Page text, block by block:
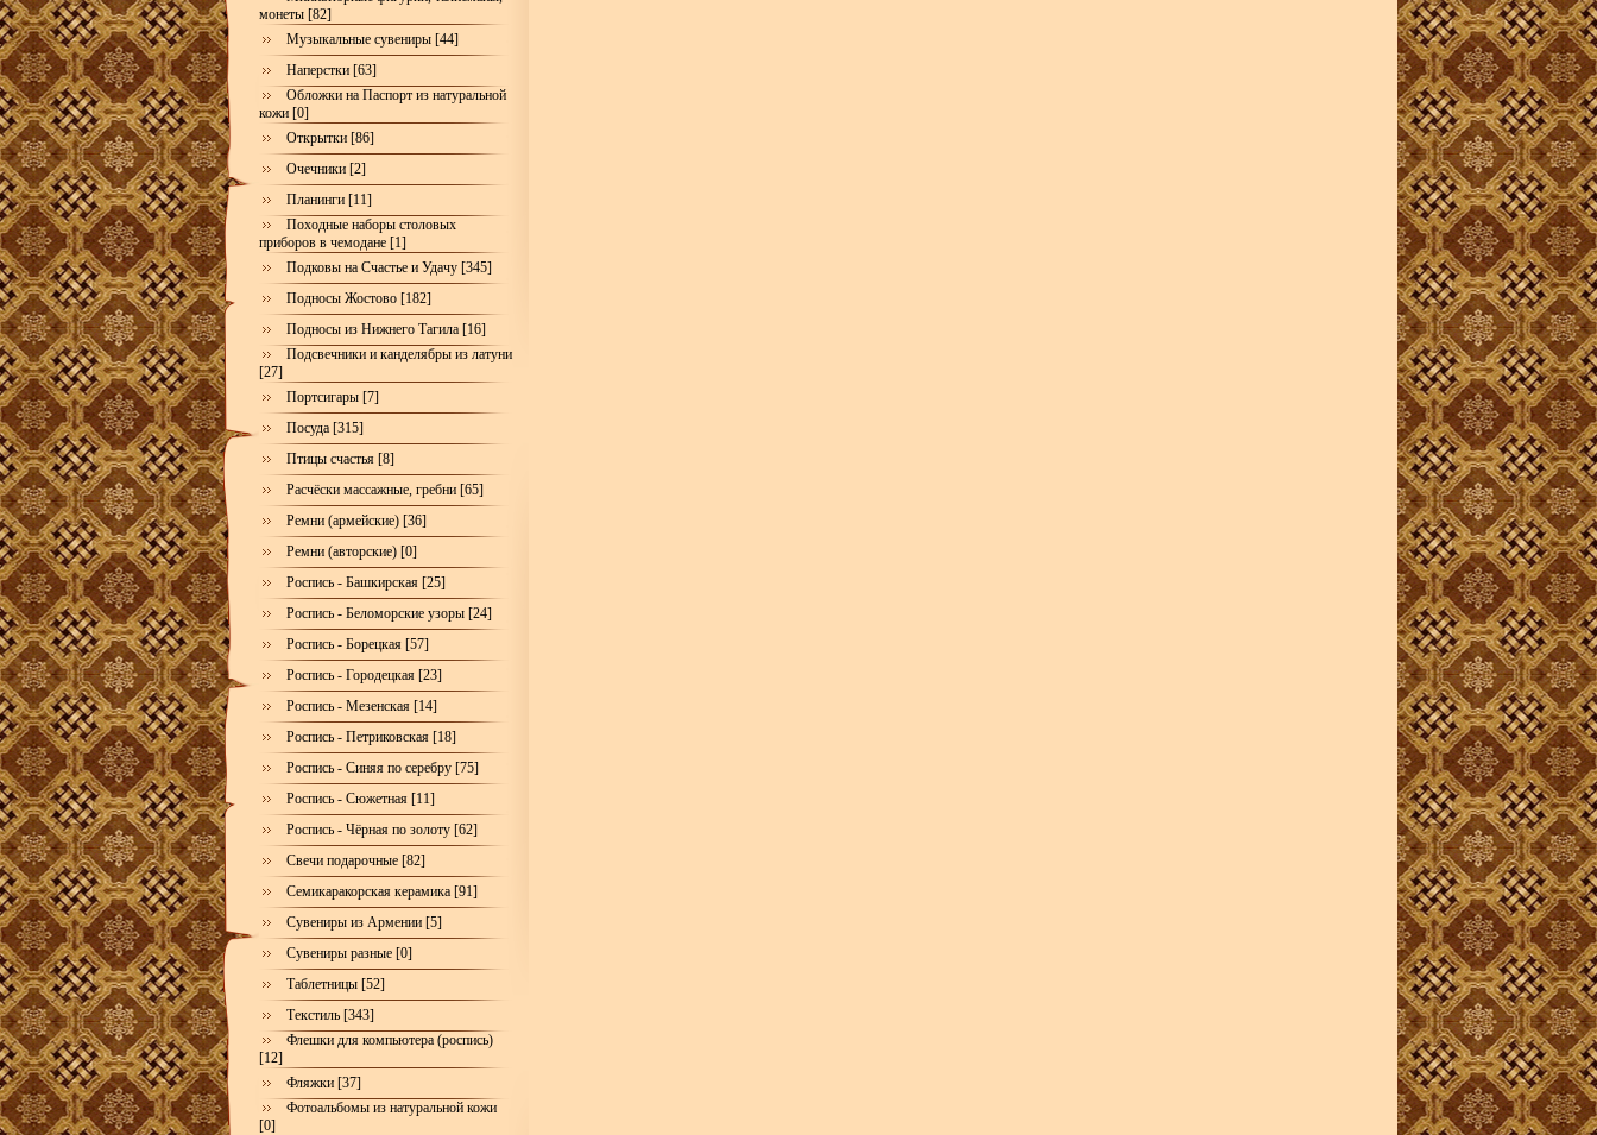
монеты [82]
Музыкальные сувениры [44]
Наперстки [63]
Обложки на Паспорт из натуральной
кожи [0]
Открытки [86]
Очечники [2]
Планинги [11]
Походные наборы столовых
приборов в чемодане [1]
Подковы на Счастье и Удачу [345]
Подносы Жостово [182]
Подносы из Нижнего Тагила [16]
Подсвечники и канделябры из латуни
[27]
Портсигары [7]
Посуда [315]
Птицы счастья [8]
Расчёски массажные, гребни [65]
Ремни (армейские) [36]
Ремни (авторские) [0]
Роспись - Башкирская [25]
Роспись - Беломорские узоры [24]
Роспись - Борецкая [57]
Роспись - Городецкая [23]
Роспись - Мезенская [14]
Роспись - Петриковская [18]
Роспись - Синяя по серебру [75]
Роспись - Сюжетная [11]
Роспись - Чёрная по золоту [62]
Свечи подарочные [82]
Семикаракорская керамика [91]
Сувениры из Армении [5]
Сувениры разные [0]
Таблетницы [52]
Текстиль [343]
Флешки для компьютера (роспись)
[12]
Фляжки [37]
Фотоальбомы из натуральной кожи
[0]